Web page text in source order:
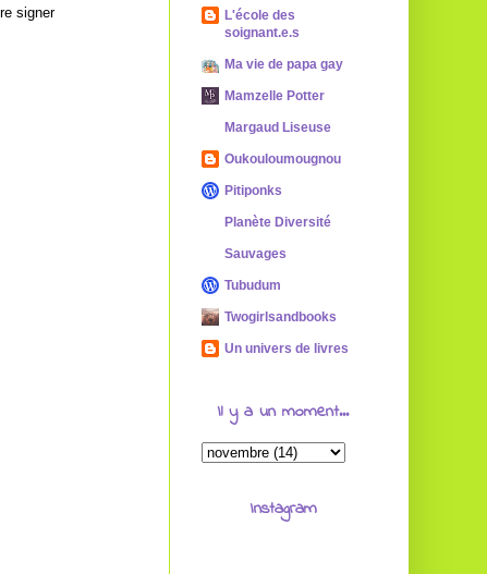
signer
L'école des
soignant.e.s
Ma vie de papa gay
Mamzelle Potter
Margaud Liseuse
Oukouloumougnou
Pitiponks
Planète Diversité
Sauvages
Tubudum
Twogirlsandbooks
Un univers de livres
Il y a un moment...
Instagram